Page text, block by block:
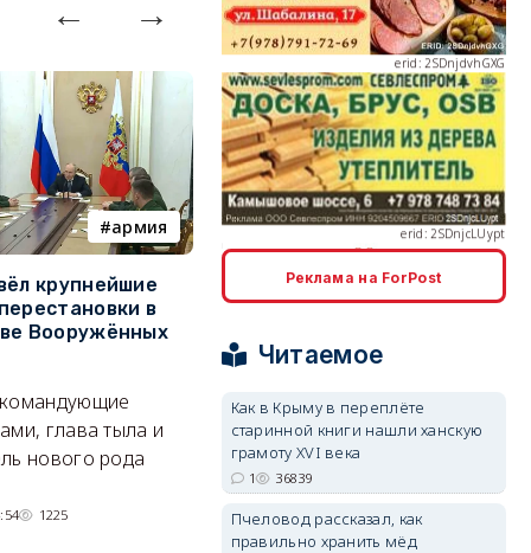
армия
крупнейшие
в
Вооружённых
глава тыла и
нового рода
1225
Балаклава
В Севастополе утвердили
проект застройки центра
квартал с отелями и
парковками.
05/08/2026 08:01 4585
erid: 2SDnjcLUypt
erid: 2SDnjdPjgYS
Реклама на ForPost
Читаемое
Как в Крыму в переплёте
старинной книги нашли ханскую
грамоту XVI века
1 36839
Пчеловод рассказал, как
правильно хранить мёд